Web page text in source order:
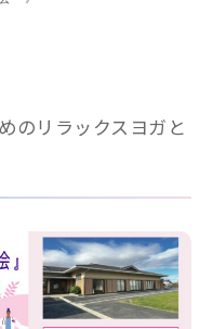
のリラックスヨガと